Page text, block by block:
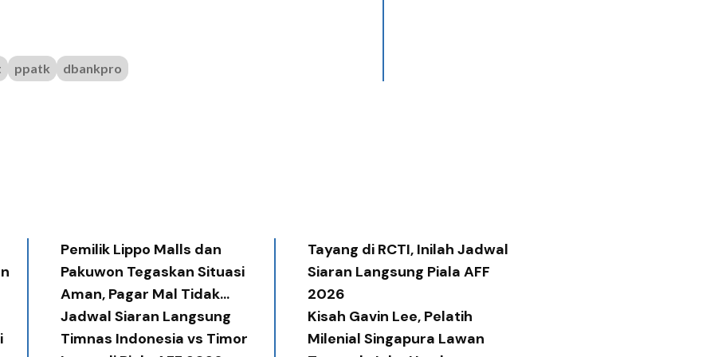
ppatk dbankpro
Pemilik Lippo Malls dan
Pakuwon Tegaskan Situasi
Aman, Pagar Mal Tidak
Diperlukan
Tayang di RCTI, Inilah Jadwal
Siaran Langsung Piala AFF
2026
Jadwal Siaran Langsung
Timnas Indonesia vs Timor
Kisah Gavin Lee, Pelatih
Milenial Singapura Lawan